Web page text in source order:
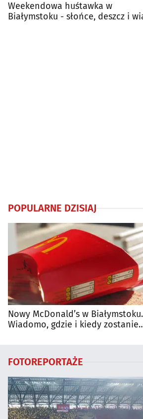
Weekendowa huśtawka w
Białymstoku - słońce, deszcz i
POPULARNE DZISIAJ
Nowy McDonald’s w Białymstoku.
Wiadomo, gdzie i kiedy zostanie
FOTOREPORTAŻE